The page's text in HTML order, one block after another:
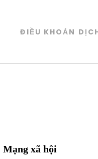
ĐIỀU KHOẢN
Mạng xã hội